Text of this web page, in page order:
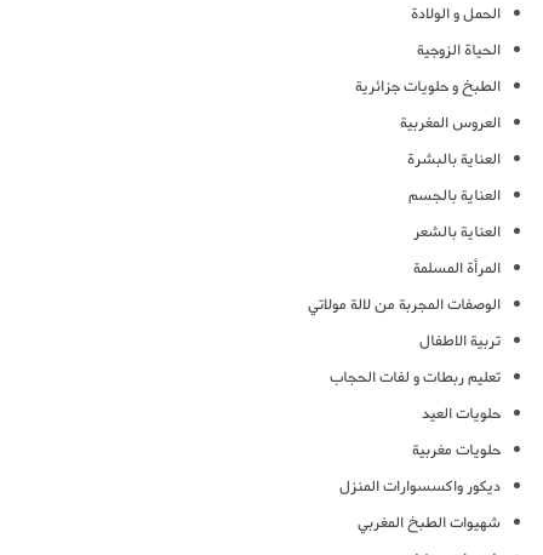
الحمل و الولادة
الحياة الزوجية
الطبخ و حلويات جزائرية
العروس المغربية
العناية بالبشرة
العناية بالجسم
العناية بالشعر
المرأة المسلمة
الوصفات المجربة من لالة مولاتي
تربية الاطفال
تعليم ربطات و لفات الحجاب
حلويات العيد
حلويات مغربية
ديكور واكسسوارات المنزل
شهيوات الطبخ المغربي